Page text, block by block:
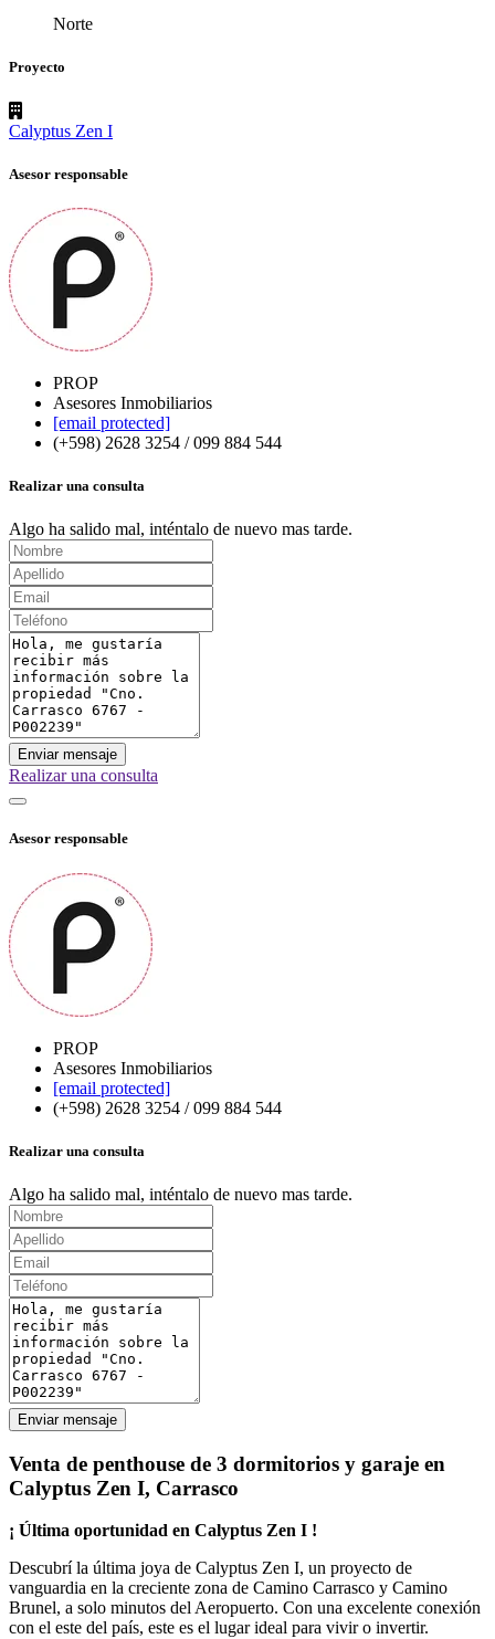
Norte
Proyecto
Calyptus Zen I
Asesor responsable
PROP
Asesores Inmobiliarios
[email protected]
(+598) 2628 3254 / 099 884 544
Realizar una consulta
Algo ha salido mal, inténtalo de nuevo mas tarde.
Enviar mensaje
Realizar una consulta
Asesor responsable
PROP
Asesores Inmobiliarios
[email protected]
(+598) 2628 3254 / 099 884 544
Realizar una consulta
Algo ha salido mal, inténtalo de nuevo mas tarde.
Enviar mensaje
Venta de penthouse de 3 dormitorios y garaje en
Calyptus Zen I, Carrasco
¡ Última oportunidad en Calyptus Zen I !
Descubrí la última joya de Calyptus Zen I, un proyecto de
vanguardia en la creciente zona de Camino Carrasco y Camino
Brunel, a solo minutos del Aeropuerto. Con una excelente conexión
con el este del país, este es el lugar ideal para vivir o invertir.